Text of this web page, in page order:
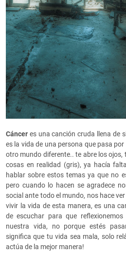
Cáncer es una canción cruda llena de
es la vida de una persona que pasa
otro mundo diferente.. te abre los ojos,
cosas en realidad (gris), ya hacía
hablar sobre estos temas ya que no
pero cuando lo hacen se agradece
social ante todo el mundo, nos hace
vivir la vida de esta manera, es una
de escuchar para que
nuestra vida, no porque estés
significa que tu vida sea mala, solo
actúa de la mejor manera!